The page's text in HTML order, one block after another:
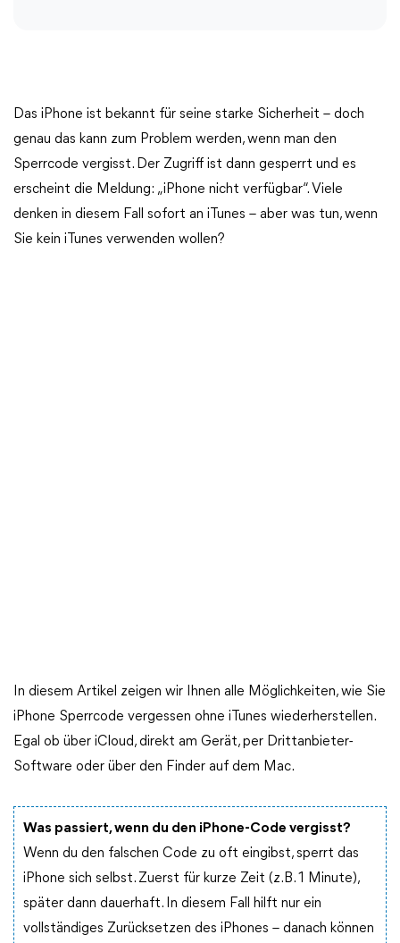
Das iPhone ist bekannt für seine starke Sicherheit – doch
genau das kann zum Problem werden, wenn man den
Sperrcode vergisst. Der Zugriff ist dann gesperrt und es
erscheint die Meldung: „iPhone nicht verfügbar“. Viele
denken in diesem Fall sofort an iTunes – aber was tun, wenn
Sie kein iTunes verwenden wollen?
In diesem Artikel zeigen wir Ihnen alle Möglichkeiten, wie Sie
iPhone Sperrcode vergessen ohne iTunes wiederherstellen.
Egal ob über iCloud, direkt am Gerät, per Drittanbieter-
Software oder über den Finder auf dem Mac.
Was passiert, wenn du den iPhone-Code vergisst?
Wenn du den falschen Code zu oft eingibst, sperrt das
iPhone sich selbst. Zuerst für kurze Zeit (z. B. 1 Minute),
später dann dauerhaft. In diesem Fall hilft nur ein
vollständiges Zurücksetzen des iPhones – danach können